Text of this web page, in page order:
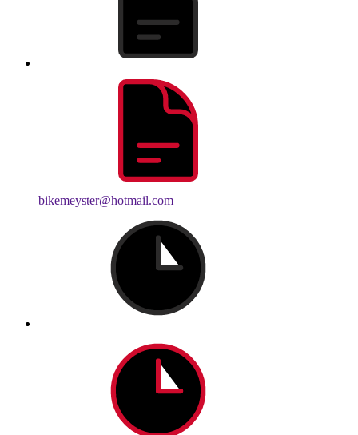
bikemeyster@hotmail.com